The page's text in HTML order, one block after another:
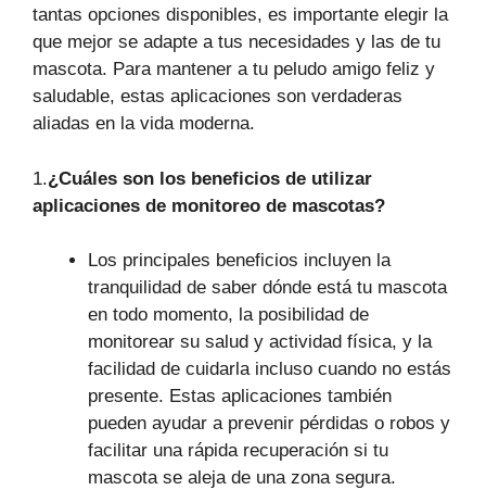
tantas opciones disponibles, es importante elegir la
que mejor se adapte a tus necesidades y las de tu
mascota. Para mantener a tu peludo amigo feliz y
saludable, estas aplicaciones son verdaderas
aliadas en la vida moderna.
1.¿Cuáles son los beneficios de utilizar
aplicaciones de monitoreo de mascotas?
Los principales beneficios incluyen la
tranquilidad de saber dónde está tu mascota
en todo momento, la posibilidad de
monitorear su salud y actividad física, y la
facilidad de cuidarla incluso cuando no estás
presente. Estas aplicaciones también
pueden ayudar a prevenir pérdidas o robos y
facilitar una rápida recuperación si tu
mascota se aleja de una zona segura.